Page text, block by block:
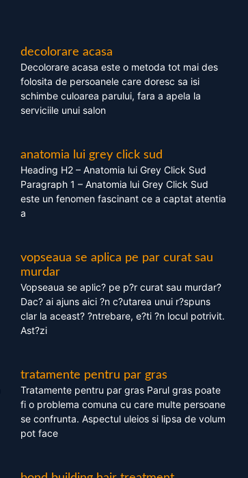
decolorare acasa
Decolorare acasa este o metoda tot mai des
folosita de persoanele care doresc sa isi
schimbe culoarea parului, fara a apela la
serviciile unui salon
anatomia lui grey click sud
Heading H2 – Anatomia lui Grey Click Sud
Paragraph 1 – Anatomia lui Grey Click Sud
este un fenomen fascinant ce a captat atentia
a
vopseaua se aplica pe par curat sau
murdar
Vopseaua se aplic? pe p?r curat sau murdar?
Dac? ai ajuns aici ?n c?utarea unui r?spuns
clar la aceast? ?ntrebare, e?ti ?n locul potrivit.
Ast?zi
tratamente pentru par gras
Tratamente pentru par gras Parul gras poate
fi o problema comuna cu care multe persoane
se confrunta. Aspectul uleios si lipsa de volum
pot face